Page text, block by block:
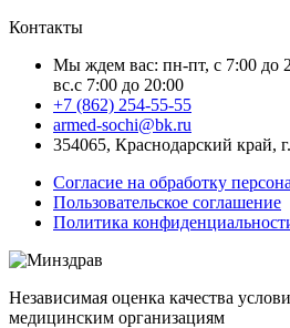
Контакты
Мы ждем вас: пн-пт, с 7:00 до
вс.с 7:00 до 20:00
+7 (862) 254-55-55
armed-sochi@bk.ru
354065, Краснодарский край,
Согласие на обработку
Пользовательское соглашение
Политика
Независимая оценка качества
медицинским организациям